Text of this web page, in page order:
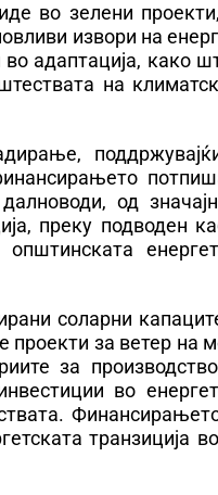
во зелени
извори на
во адаптација, како
на
од
преку подводен
соларни
проекти за ветер на
за
во
транзиција